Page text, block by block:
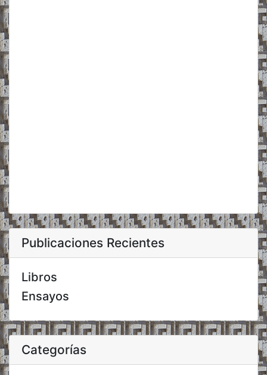
Publicaciones Recientes
Libros
Ensayos
Categorías